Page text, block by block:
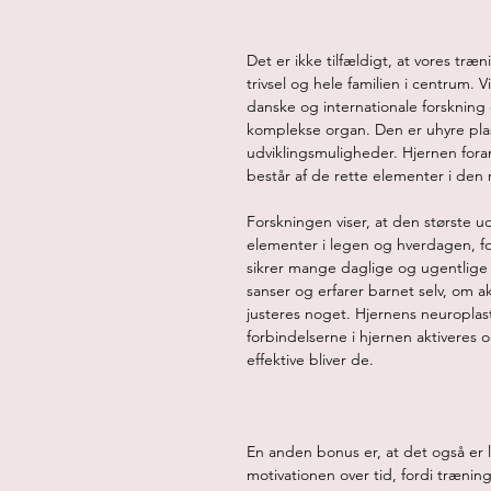
Det er ikke tilfældigt, at vores
trivsel og hele familien i centrum.
danske og internationale
komplekse organ. Den er uhyre
udviklingsmuligheder. Hjernen
består af de rette elementer i den
Forskningen viser, at den største
elementer i legen og hverdagen,
sikrer mange daglige og
sanser og erfarer barnet selv, om
justeres noget. Hjernens
forbindelserne i hjernen aktiveres
effektive bliver de.
En anden bonus er, at det også
motivationen over tid, fordi